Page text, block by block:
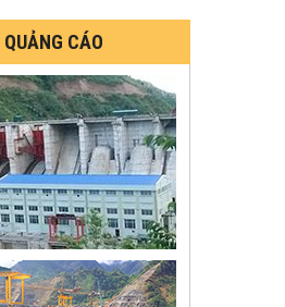
QUẢNG CÁO